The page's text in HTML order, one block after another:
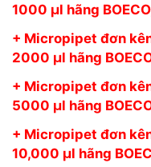
1000 µl hãng
+ Micropipet đơn
2000 µl hãng
+ Micropipet đơn
5000 µl hãng
+ Micropipet đơn
10,000 µl hãng